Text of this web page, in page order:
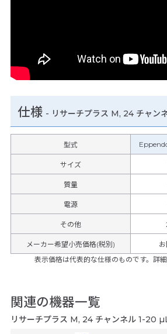
仕様 - リサーチプラス M, 24 チャン
型式
サイズ
質量
電源
その他
メーカー希望小売価格(税別)
表示価格は代表的な仕様のものです。詳
関連の機器一覧
リサーチプラス M, 24 チャンネル 1-20